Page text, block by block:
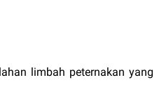
limbah peternakan yang